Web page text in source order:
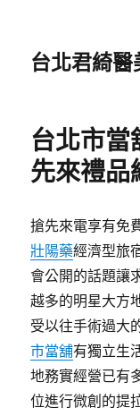
台北君綺
台北市當
先來禮品
搶先來電享有免
壯陽藥經濟型旅
會公開的話題讓
越多的明星大方
受以往手術過大
市當舖有獨立生
地務實經營已有
位進行微創的提